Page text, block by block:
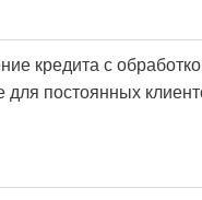
кредита с
постоянных